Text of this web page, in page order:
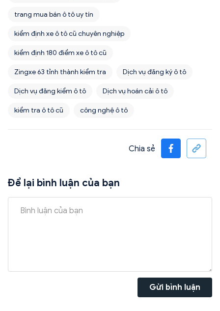
trang mua bán ô tô uy tín
kiểm định xe ô tô cũ chuyên nghiệp
kiểm định 180 điểm xe ô tô cũ
Zingxe 63 tỉnh thành kiểm tra Dịch vụ đăng ký ô tô
Dịch vụ đăng kiểm ô tô Dịch vụ hoán cải ô tô
kiểm tra ô tô cũ công nghệ ô tô
Chia sẻ
Để lại bình luận của bạn
Gửi bình luận